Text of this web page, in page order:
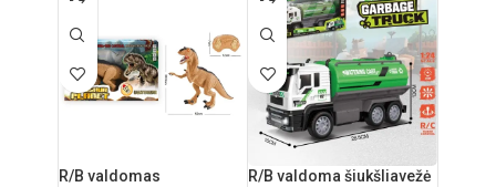
Maitinimas (automobilis):
V įkraunamas akumuliatorius
Maitinimas (pultelis):2 × AA
(nepridedamos)
Svoris:1,2 kg
Rekomenduojamas amžius:
2xAAA elementai
RC automobilio
akumuliatorius: 3,7V
Rekomenduojamas amžius:
nuo 6 metų
R/B valdomas
R/B valdoma šiukšliavežė